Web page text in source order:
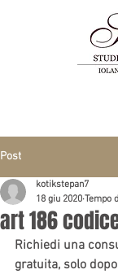
Post
art 186
kotikstepan7
18 giu 2020 Tempo
Richiedi una
gratuita, solo